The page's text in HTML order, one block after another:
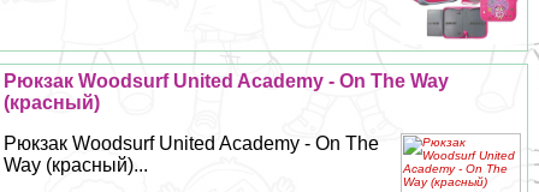
Рюкзак Woodsurf United Academy - On The Way
(красный)
Рюкзак Woodsurf United Academy - On The
Way (красный)...